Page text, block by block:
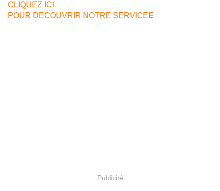
CLIQUEZ ICI
POUR DECOUVRIR NOTRE SERVICE E
Publicité